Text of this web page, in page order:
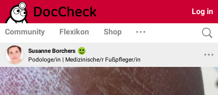
Log in
Community Flexikon Shop
Susanne Borchers
Podologe/in | Medizinische/r Fußpfleger/in